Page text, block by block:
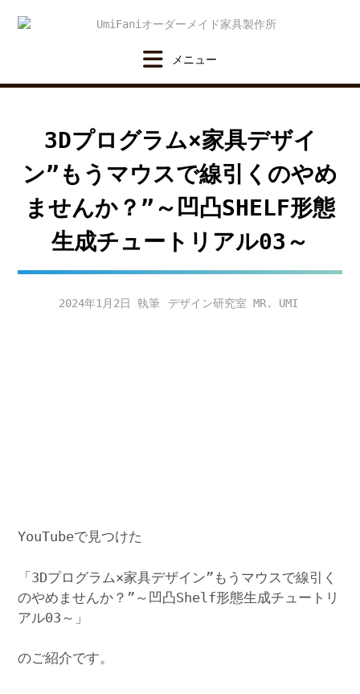
3Dプログラム×家具デザイ
ン”もうマウスで線引くのやめ
ませんか？”～凹凸SHELF形態
生成チュートリアル03～
2024年1月2日 デザイン研究室 MR. UMI
YouTubeで見つけた
「3Dプログラム×家具デザイン”もうマウスで線引く
のやめませんか？”～凹凸Shelf形態生成チュートリ
アル03～」
のご紹介です。